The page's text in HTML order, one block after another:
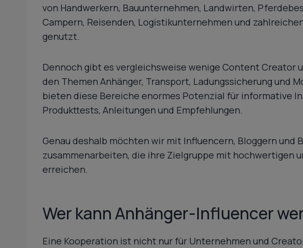
von Handwerkern, Bauunternehmen, Landwirten,
Campern, Reisenden, Logistikunternehmen und
genutzt.
Dennoch gibt es vergleichsweise wenige Content Creator
den Themen Anhänger, Transport, Ladungssicherung und
bieten diese Bereiche enormes Potenzial für informative
Produkttests, Anleitungen und Empfehlungen.
Genau deshalb möchten wir mit Influencern, Bloggern und
zusammenarbeiten, die ihre Zielgruppe mit hochwertigen
erreichen.
Wer kann Anhänger-Influencer
Eine Kooperation ist nicht nur für Unternehmen und